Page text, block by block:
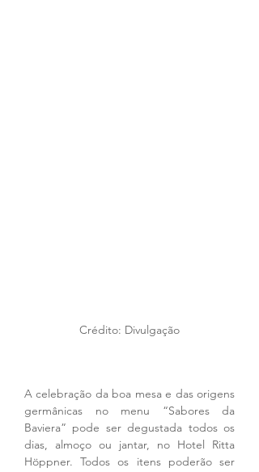
Crédito: Divulgação
A celebração da boa mesa e das origens
germânicas no menu “Sabores da
Baviera” pode ser degustada todos os
dias, almoço ou jantar, no Hotel Ritta
Höppner. Todos os itens poderão ser